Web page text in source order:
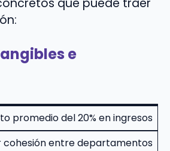
que puede traer
e
promedio del 20% en ingresos
cohesión entre departamentos